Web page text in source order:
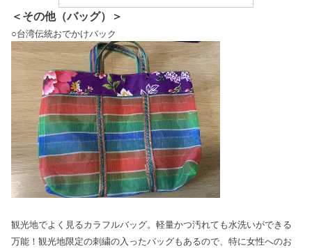
＜その他（バッグ）＞
○台湾伝統おでかけバック
観光地でよく見るカラフルバッグ。軽量かつ汚れても水洗いができる
万能！観光地限定の刺繍の入ったバッグもあるので、特に女性へのお